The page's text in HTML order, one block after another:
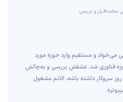
سخت‌افزار و بررسی
و مستقیم وارد حوزه مورد
فناوری شد. عشقش بررسی و به‌چالش
سروکار داشته باشه. الانم مشغول